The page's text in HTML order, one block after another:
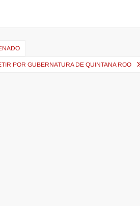
POR GUBERNATURA DE QUINTANA ROO